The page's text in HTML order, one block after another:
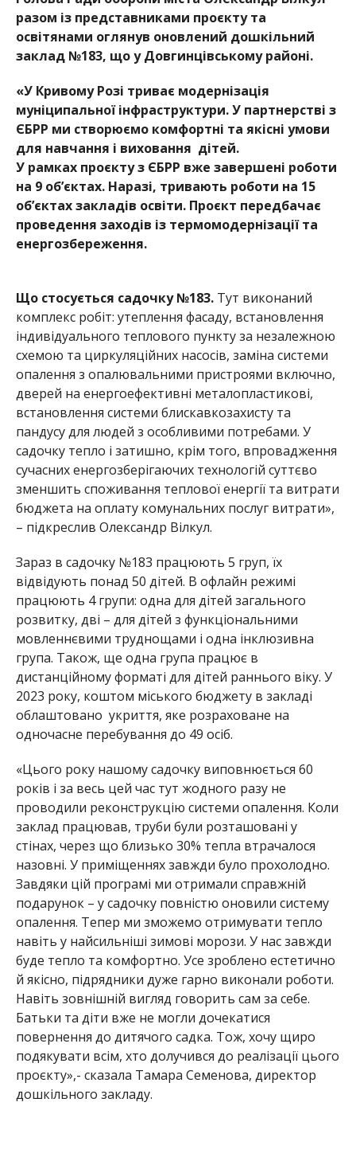
разом із представниками проєкту та
освітянами оглянув оновлений дошкільний
заклад №183, що у Довгинцівському районі.
«У Кривому Розі триває модернізація
муніципальної інфраструктури. У партнерстві з
ЄБРР ми створюємо комфортні та якісні умови
для навчання і виховання дітей.
У рамках проєкту з ЄБРР вже завершені роботи
на 9 об’єктах. Наразі, тривають роботи на 15
об’єктах закладів освіти. Проєкт передбачає
проведення заходів із термомодернізації та
енергозбереження.
Що стосується садочку №183.Тут виконаний
комплекс робіт: утеплення фасаду, встановлення
індивідуального теплового пункту за незалежною
схемою та циркуляційних насосів, заміна системи
опалення з опалювальними пристроями включно,
дверей на енергоефективні металопластикові,
встановлення системи блискавкозахисту та
пандусу для людей з особливими потребами. У
садочку тепло і затишно, крім того, впровадження
сучасних енергозберігаючих технологій суттєво
зменшить споживання теплової енергії та витрати
бюджета на оплату комунальних послуг витрати»,
– підкреслив Олександр Вілкул.
Зараз в садочку №183 працюють 5 груп, їх
відвідують понад 50 дітей. В офлайн режимі
працюють 4 групи: одна для дітей загального
розвитку, дві – для дітей з функціональними
мовленнєвими труднощами і одна інклюзивна
група. Також, ще одна група працює в
дистанційному форматі для дітей раннього віку. У
2023 року, коштом міського бюджету в закладі
облаштовано укриття, яке розраховане на
одночасне перебування до 49 осіб.
«Цього року нашому садочку виповнюється 60
років і за весь цей час тут жодного разу не
проводили реконструкцію системи опалення. Коли
заклад працював, труби були розташовані у
стінах, через що близько 30% тепла втрачалося
назовні. У приміщеннях завжди було прохолодно.
Завдяки цій програмі ми отримали справжній
подарунок – у садочку повністю оновили систему
опалення. Тепер ми зможемо отримувати тепло
навіть у найсильніші зимові морози. У нас завжди
буде тепло та комфортно. Усе зроблено естетично
й якісно, підрядники дуже гарно виконали роботи.
Навіть зовнішній вигляд говорить сам за себе.
Батьки та діти вже не могли дочекатися
повернення до дитячого садка. Тож, хочу щиро
подякувати всім, хто долучився до реалізації цього
проєкту»,- сказала Тамара Семенова, директор
дошкільного закладу.